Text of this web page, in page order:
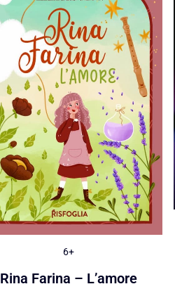
6+
Rina Farina – L’amore